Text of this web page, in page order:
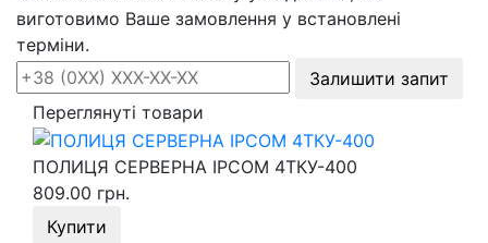
виготовимо Ваше замовлення у встановлені
терміни.
Залишити запит
Переглянуті товари
ПОЛИЦЯ СЕРВЕРНА IPCOM 4ТКУ-400
809.00 грн.
Купити